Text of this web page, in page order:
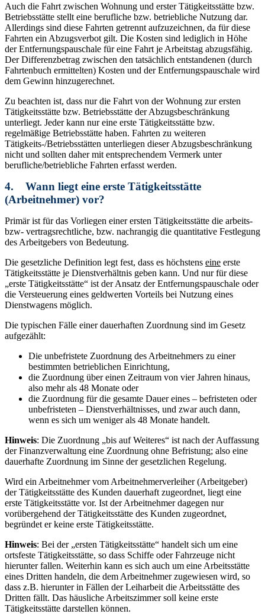
Auch die Fahrt zwischen Wohnung und erster Tätigkeitsstätte bzw.
Betriebsstätte stellt eine berufliche bzw. betriebliche Nutzung dar.
Allerdings sind diese Fahrten getrennt aufzuzeichnen, da für diese
Fahrten ein Abzugsverbot gilt. Die Kosten sind lediglich in Höhe
der Entfernungspauschale für eine Fahrt je Arbeitstag abzugsfähig.
Der Differenzbetrag zwischen den tatsächlich entstandenen (durch
Fahrtenbuch ermittelten) Kosten und der Entfernungspauschale wird
dem Gewinn hinzugerechnet.
Zu beachten ist, dass nur die Fahrt von der Wohnung zur ersten
Tätigkeitsstätte bzw. Betriebsstätte der Abzugsbeschränkung
unterliegt. Jeder kann nur eine erste Tätigkeitsstätte bzw.
regelmäßige Betriebsstätte haben. Fahrten zu weiteren
Tätigkeits-/Betriebsstätten unterliegen dieser Abzugsbeschränkung
nicht und sollten daher mit entsprechendem Vermerk unter
berufliche/betriebliche Fahrten erfasst werden.
4. Wann liegt eine erste Tätigkeitsstätte
(Arbeitnehmer) vor?
Primär ist für das Vorliegen einer ersten Tätigkeitsstätte die arbeits-
bzw- vertragsrechtliche, bzw. nachrangig die quantitative Festlegung
des Arbeitgebers von Bedeutung.
Die gesetzliche Definition legt fest, dass es höchstens eine erste
Tätigkeitsstätte je Dienstverhältnis geben kann. Und nur für diese
„erste Tätigkeitsstätte“ ist der Ansatz der Entfernungspauschale oder
die Versteuerung eines geldwerten Vorteils bei Nutzung eines
Dienstwagens möglich.
Die typischen Fälle einer dauerhaften Zuordnung sind im Gesetz
aufgezählt:
Die unbefristete Zuordnung des Arbeitnehmers zu einer
bestimmten betrieblichen Einrichtung,
die Zuordnung über einen Zeitraum von vier Jahren hinaus,
also mehr als 48 Monate oder
die Zuordnung für die gesamte Dauer eines – befristeten oder
unbefristeten – Dienstverhältnisses, und zwar auch dann,
wenn es sich um weniger als 48 Monate handelt.
Hinweis: Die Zuordnung „bis auf Weiteres“ ist nach der Auffassung
der Finanzverwaltung eine Zuordnung ohne Befristung; also eine
dauerhafte Zuordnung im Sinne der gesetzlichen Regelung.
Wird ein Arbeitnehmer vom Arbeitnehmerverleiher (Arbeitgeber)
der Tätigkeitsstätte des Kunden dauerhaft zugeordnet, liegt eine
erste Tätigkeitsstätte vor. Ist der Arbeitnehmer dagegen nur
vorübergehend der Tätigkeitsstätte des Kunden zugeordnet,
begründet er keine erste Tätigkeitsstätte.
Hinweis: Bei der „ersten Tätigkeitsstätte“ handelt sich um eine
ortsfeste Tätigkeitsstätte, so dass Schiffe oder Fahrzeuge nicht
hierunter fallen. Weiterhin kann es sich auch um eine Arbeitsstätte
eines Dritten handeln, die dem Arbeitnehmer zugewiesen wird, so
dass z.B. hierunter in Fällen der Leiharbeit die Arbeitsstätte des
Dritten fällt. Das häusliche Arbeitszimmer soll keine erste
Tätigkeitsstätte darstellen können.